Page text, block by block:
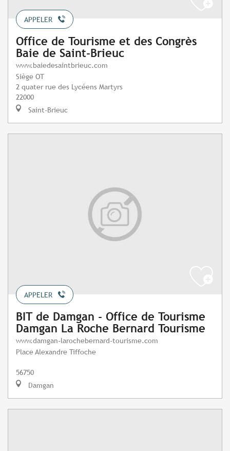
APPELER
Office de Tourisme et des Congrès
Baie de Saint-Brieuc
www.baiedesaintbrieuc.com
Siège OT
2 quater rue des Lycéens Martyrs
22000
Saint-Brieuc
APPELER
BIT de Damgan - Office de Tourisme
Damgan La Roche Bernard Tourisme
www.damgan-larochebernard-tourisme.com
Place Alexandre Tiffoche
56750
Damgan